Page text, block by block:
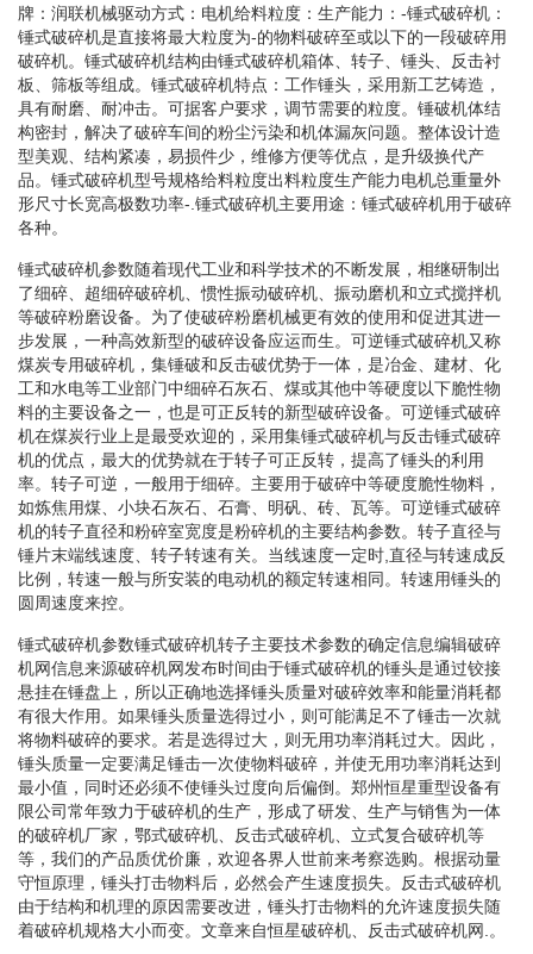
牌：润联机械驱动方式：电机给料粒度：生产能力：-锤式破碎机：
锤式破碎机是直接将最大粒度为-的物料破碎至或以下的一段破碎用
破碎机。锤式破碎机结构由锤式破碎机箱体、转子、锤头、反击衬
板、筛板等组成。锤式破碎机特点：工作锤头，采用新工艺铸造，
具有耐磨、耐冲击。可据客户要求，调节需要的粒度。锤破机体结
构密封，解决了破碎车间的粉尘污染和机体漏灰问题。整体设计造
型美观、结构紧凑，易损件少，维修方便等优点，是升级换代产
品。锤式破碎机型号规格给料粒度出料粒度生产能力电机总重量外
形尺寸长宽高极数功率-.锤式破碎机主要用途：锤式破碎机用于破碎
各种。
锤式破碎机参数随着现代工业和科学技术的不断发展，相继研制出
了细碎、超细碎破碎机、惯性振动破碎机、振动磨机和立式搅拌机
等破碎粉磨设备。为了使破碎粉磨机械更有效的使用和促进其进一
步发展，一种高效新型的破碎设备应运而生。可逆锤式破碎机又称
煤炭专用破碎机，集锤破和反击破优势于一体，是冶金、建材、化
工和水电等工业部门中细碎石灰石、煤或其他中等硬度以下脆性物
料的主要设备之一，也是可正反转的新型破碎设备。可逆锤式破碎
机在煤炭行业上是最受欢迎的，采用集锤式破碎机与反击锤式破碎
机的优点，最大的优势就在于转子可正反转，提高了锤头的利用
率。转子可逆，一般用于细碎。主要用于破碎中等硬度脆性物料，
如炼焦用煤、小块石灰石、石膏、明矾、砖、瓦等。可逆锤式破碎
机的转子直径和粉碎室宽度是粉碎机的主要结构参数。转子直径与
锤片末端线速度、转子转速有关。当线速度一定时,直径与转速成反
比例，转速一般与所安装的电动机的额定转速相同。转速用锤头的
圆周速度来控。
锤式破碎机参数锤式破碎机转子主要技术参数的确定信息编辑破碎
机网信息来源破碎机网发布时间由于锤式破碎机的锤头是通过铰接
悬挂在锤盘上，所以正确地选择锤头质量对破碎效率和能量消耗都
有很大作用。如果锤头质量选得过小，则可能满足不了锤击一次就
将物料破碎的要求。若是选得过大，则无用功率消耗过大。因此，
锤头质量一定要满足锤击一次使物料破碎，并使无用功率消耗达到
最小值，同时还必须不使锤头过度向后偏倒。郑州恒星重型设备有
限公司常年致力于破碎机的生产，形成了研发、生产与销售为一体
的破碎机厂家，鄂式破碎机、反击式破碎机、立式复合破碎机等
等，我们的产品质优价廉，欢迎各界人世前来考察选购。根据动量
守恒原理，锤头打击物料后，必然会产生速度损失。反击式破碎机
由于结构和机理的原因需要改进，锤头打击物料的允许速度损失随
着破碎机规格大小而变。文章来自恒星破碎机、反击式破碎机网.。